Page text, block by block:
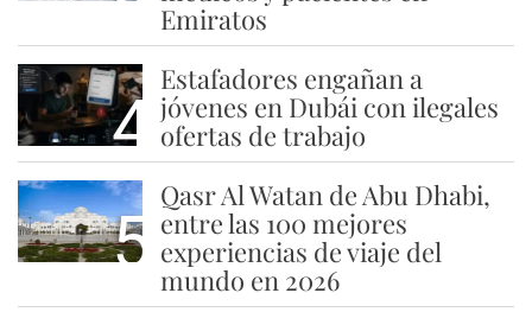
Emiratos
4
Estafadores engañan a
jóvenes en Dubái con ilegales
ofertas de trabajo
5
Qasr Al Watan de Abu Dhabi,
entre las 100 mejores
experiencias de viaje del
mundo en 2026